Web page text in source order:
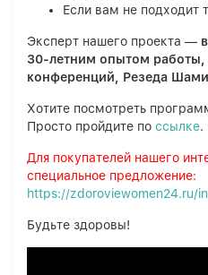
Если вам не подходит
Эксперт нашего проекта —
30-летним опытом
конференций, Резеда
Хотите посмотреть
Просто пройдите по ссылке.
Для покупателей нашего
специальное предложение:
https://zdoroviewomen24.ru/
Будьте здоровы!